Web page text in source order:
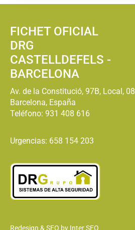
FICHET OFICIAL
DRG
CASTELLDEFELS -
BARCELONA
Av. de la Constitució, 97B, Local,
Barcelona, España
Teléfono: 931 408 616
Urgencias: 658 154 203
Redesign & SEO by Inter SEO